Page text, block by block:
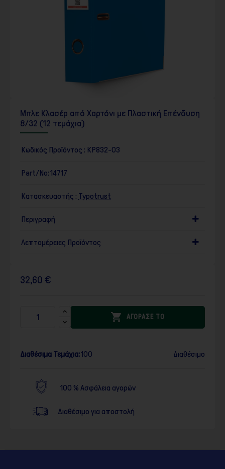
Μπλε Κλασέρ από Χαρτόνι με Πλαστική Επένδυση
8/32 (12 τεμάχια)
Κωδικός Προϊόντος : KP832-03
Part/No:14717
Κατασκευαστής : Typotrust
Περιγραφή
Λεπτομέρειες Προϊόντος
32,60 €
 ΑΓΟΡΑΣΕ ΤΟ
Διαθέσιμα Τεμάχια:100 Διαθέσιμο
100 % Ασφάλεια αγορών
Διαθέσιμο για αποστολή